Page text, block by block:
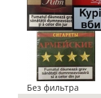
Без фильтра